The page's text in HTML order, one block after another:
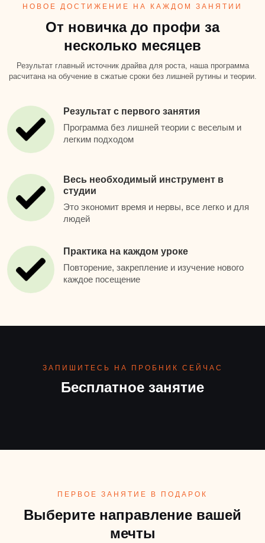
НОВОЕ ДОСТИЖЕНИЕ НА КАЖДОМ ЗАНЯТИИ
От новичка до профи за
несколько месяцев
Результат главный источник драйва для роста, наша программа
расчитана на обучение в сжатые сроки без лишней рутины и теории.
Результат с первого занятия
Программа без лишней теории с веселым и
легким подходом
Весь необходимый инструмент в
студии
Это экономит время и нервы, все легко и для
людей
Практика на каждом уроке
Повторение, закрепление и изучение нового
каждое посещение
Бесплатное занятие
ЗАПИШИТЕСЬ НА ПРОБНИК СЕЙЧАС
ПЕРВОЕ ЗАНЯТИЕ В ПОДАРОК
Выберите направление вашей
мечты